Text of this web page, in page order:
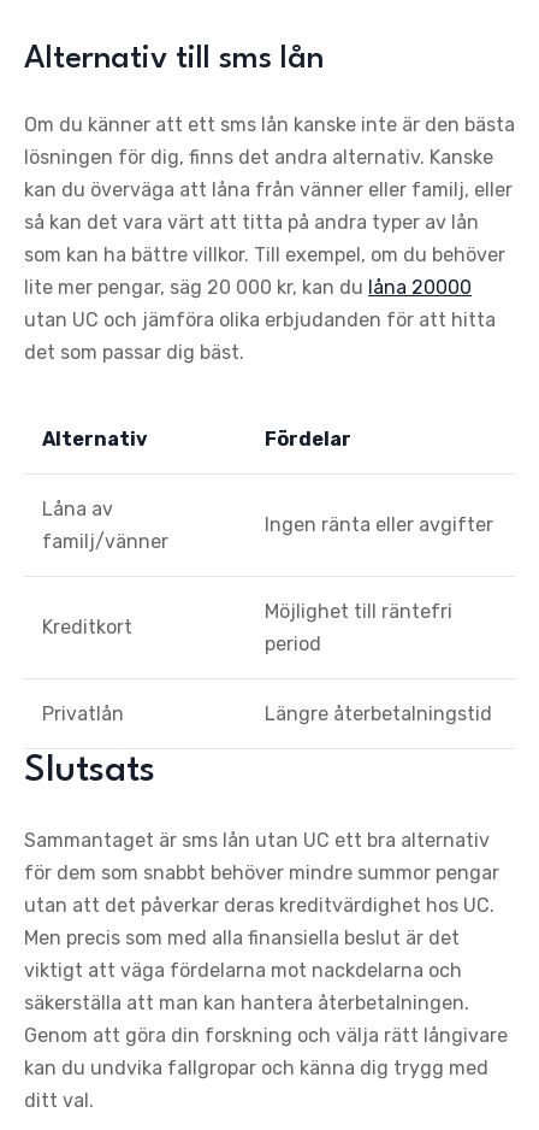
Alternativ till sms lån
Om du känner att ett sms lån kanske inte är den bästa
lösningen för dig, finns det andra alternativ. Kanske
kan du överväga att låna från vänner eller familj, eller
så kan det vara värt att titta på andra typer av lån
som kan ha bättre villkor. Till exempel, om du behöver
lite mer pengar, säg 20 000 kr, kan du låna 20000
utan UC och jämföra olika erbjudanden för att hitta
det som passar dig bäst.
Alternativ Fördelar
Låna av
familj/vänner
Ingen ränta eller avgifter
Kreditkort
Möjlighet till räntefri
period
Privatlån Längre återbetalningstid
Slutsats
Sammantaget är sms lån utan UC ett bra alternativ
för dem som snabbt behöver mindre summor pengar
utan att det påverkar deras kreditvärdighet hos UC.
Men precis som med alla finansiella beslut är det
viktigt att väga fördelarna mot nackdelarna och
säkerställa att man kan hantera återbetalningen.
Genom att göra din forskning och välja rätt långivare
kan du undvika fallgropar och känna dig trygg med
ditt val.